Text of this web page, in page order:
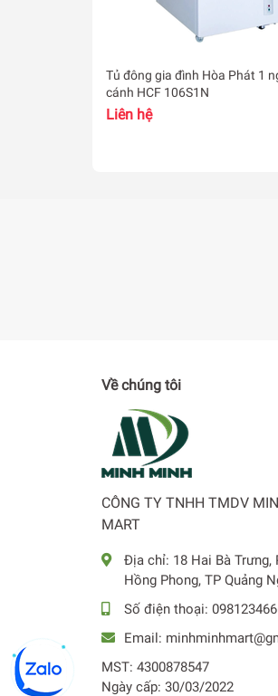
* Hình ảnh chỉ mang tính
Bảo quản thực
Với công nghệ làm lạnh
nhanh chóng lan tỏa các
Tủ đông gia đình Hòa Phát 1
cánh HCF 106S1N
Liên hệ
Về chúng tôi
CÔNG TY TNHH TMDV
MART
Địa chỉ: 18 Hai Bà Trưng,
Hồng Phong, TP Quảng
Số điện thoại:
Email:
MST: 4300878547
Ngày cấp: 30/03/2022